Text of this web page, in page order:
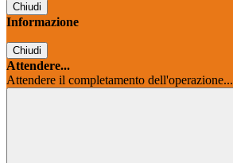
Chiudi
Informazione
Chiudi
Attendere...
Attendere il completamento dell'operazione...